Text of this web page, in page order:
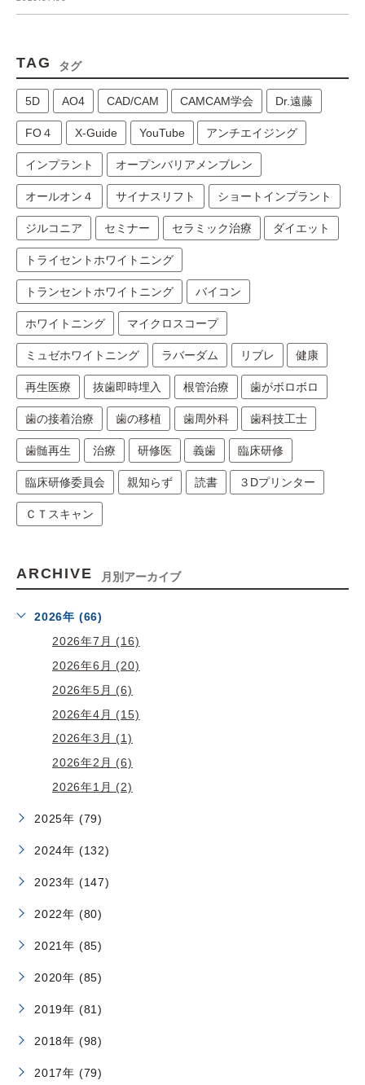
TAG タグ
5D AO4 CAD/CAM CAMCAM学会 Dr.遠藤
FO４ X-Guide YouTube アンチエイジング
インプラント オープンバリアメンブレン
オールオン４ サイナスリフト ショートインプラント
ジルコニア セミナー セラミック治療 ダイエット
トライセントホワイトニング
トランセントホワイトニング バイコン
ホワイトニング マイクロスコープ
ミュゼホワイトニング ラバーダム リブレ 健康
再生医療 抜歯即時埋入 根管治療 歯がボロボロ
歯の接着治療 歯の移植 歯周外科 歯科技工士
歯髄再生 治療 研修医 義歯 臨床研修
臨床研修委員会 親知らず 読書 ３Dプリンター
ＣＴスキャン
ARCHIVE 月別アーカイブ
2026年 (66)
2026年7月 (16)
2026年6月 (20)
2026年5月 (6)
2026年4月 (15)
2026年3月 (1)
2026年2月 (6)
2026年1月 (2)
2025年 (79)
2024年 (132)
2023年 (147)
2022年 (80)
2021年 (85)
2020年 (85)
2019年 (81)
2018年 (98)
2017年 (79)